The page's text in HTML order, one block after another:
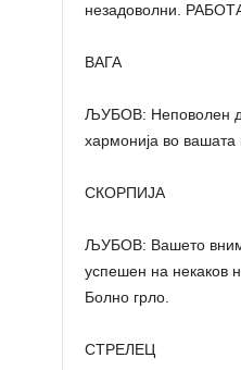
незадоволни.
ВАГА
ЉУБОВ: Неповолен
хармонија во
СКОРПИЈА
ЉУБОВ: Вашето
успешен на некаков
Болно грло.
СТРЕЛЕЦ